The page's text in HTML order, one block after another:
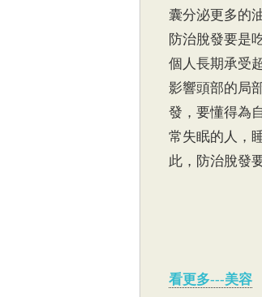
囊分泌更多的
防治脫發要是
個人長期承受
影響頭部的局
發，要懂得為
常失眠的人，
此，防治脫發
看更多---美容